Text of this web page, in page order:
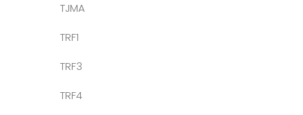
TJMA
TRF1
TRF3
TRF4